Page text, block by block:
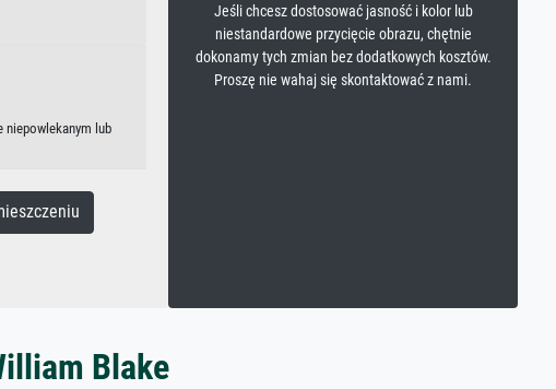
niepowlekanym lub
Jeśli chcesz dostosować jasność i kolor lub
niestandardowe przycięcie obrazu, chętnie
dokonamy tych zmian bez dodatkowych kosztów.
Proszę nie wahaj się skontaktować z nami.
Blake